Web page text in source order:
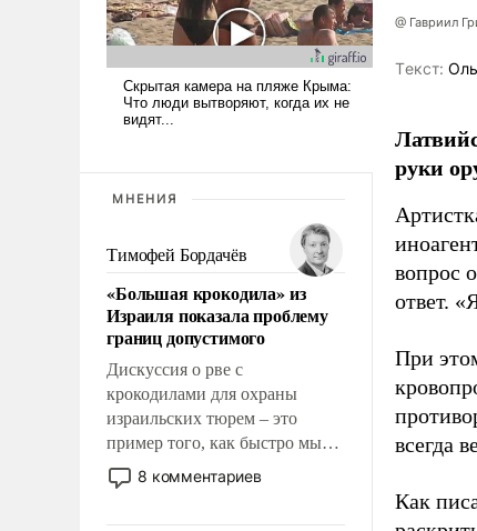
МНЕНИЯ
Тимофей Бордачёв
«Большая крокодила» из
Израиля показала проблему
границ допустимого
Дискуссия о рве с
крокодилами для охраны
израильских тюрем – это
пример того, как быстро мы
двигаемся по пути
революционных изменений.
8 комментариев
@ Гавриил
Tекст:
руки
вопрос
ответ.
При
всегда
Как